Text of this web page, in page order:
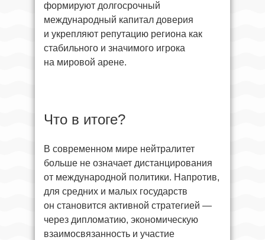
формируют долгосрочный
международный капитал доверия
и укрепляют репутацию региона как
стабильного и значимого игрока
на мировой арене.
Что в итоге?
В современном мире нейтралитет
больше не означает дистанцирования
от международной политики. Напротив,
для средних и малых государств
он становится активной стратегией —
через дипломатию, экономическую
взаимосвязанность и участие